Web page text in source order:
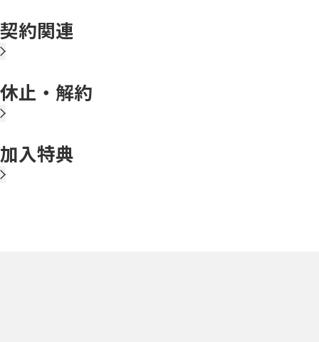
契約関連
休止・解約
加入特典